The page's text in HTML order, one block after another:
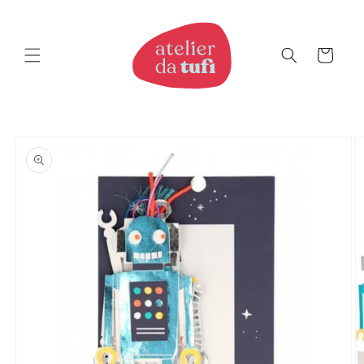
Carrinho
para a
informação
do produto